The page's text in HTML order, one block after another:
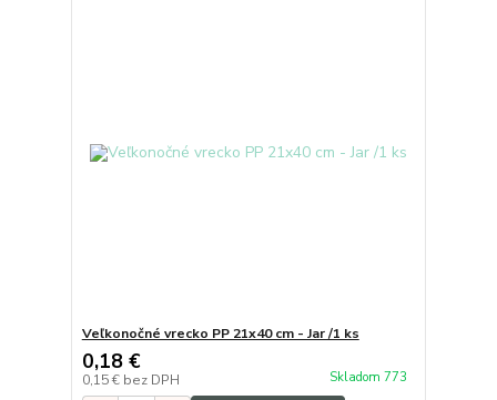
Veľkonočné vrecko PP 21x40 cm - Jar /1 ks
0,18 €
0,15 € bez DPH Skladom 773